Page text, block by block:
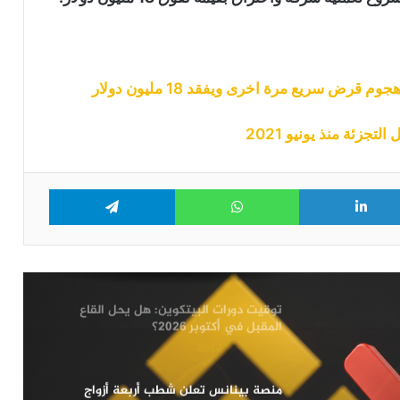
منذ يونيو 2021
LinkedIn
WhatsApp
Telegram
قواعد العملة
التقهقر؟
إشارات مقلقة حول عملة الريبل والإيثيريوم
توقيت دورات البيتكوين: هل يحل القاع
المقبل في أكتوبر 2026؟
منصة بينانس تعلن شطب أربعة أزواج